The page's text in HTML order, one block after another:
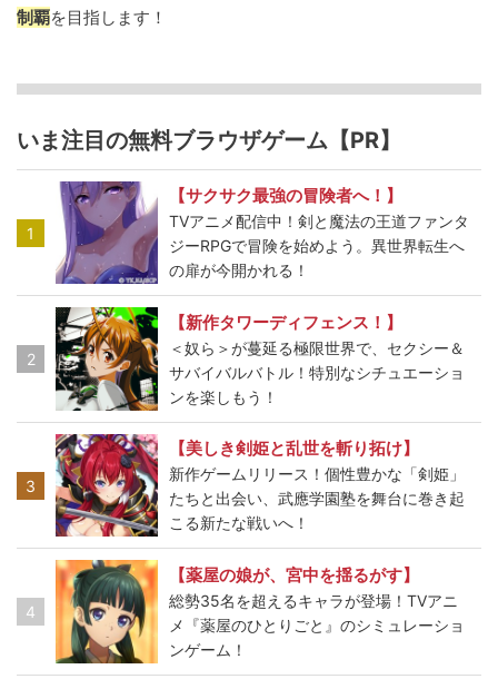
制覇を目指します！
いま注目の無料ブラウザゲーム【PR】
1
【サクサク最強の冒険者へ！】
TVアニメ配信中！剣と魔法の王道ファンタ
ジーRPGで冒険を始めよう。異世界転生へ
の扉が今開かれる！
2
【新作タワーディフェンス！】
＜奴ら＞が蔓延る極限世界で、セクシー＆
サバイバルバトル！特別なシチュエーショ
ンを楽しもう！
3
【美しき剣姫と乱世を斬り拓け】
新作ゲームリリース！個性豊かな「剣姫」
たちと出会い、武應学園塾を舞台に巻き起
こる新たな戦いへ！
4
【薬屋の娘が、宮中を揺るがす】
総勢35名を超えるキャラが登場！TVアニ
メ『薬屋のひとりごと』のシミュレーショ
ンゲーム！